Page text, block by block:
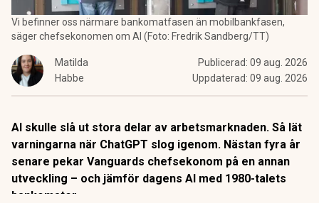
Vi befinner oss närmare bankomatfasen än mobilbankfasen,
säger chefsekonomen om AI (Foto: Fredrik Sandberg/TT)
Matilda
Habbe
Publicerad: 09 aug. 2026
Uppdaterad: 09 aug. 2026
AI skulle slå ut stora delar av arbetsmarknaden. Så lät
varningarna när ChatGPT slog igenom. Nästan fyra år
senare pekar Vanguards chefsekonom på en annan
utveckling – och jämför dagens AI med 1980-talets
bankomater.